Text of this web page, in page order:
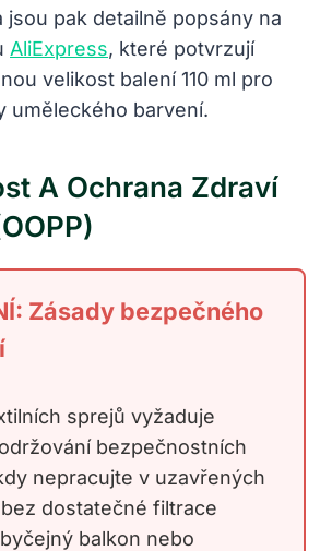
jsou pak detailně popsány na
AliExpress, které potvrzují
velikost balení 110 ml pro
uměleckého barvení.
A Ochrana Zdraví
Zásady bezpečného
sprejů vyžaduje
bezpečnostních
nepracujte v uzavřených
dostatečné filtrace
balkon nebo